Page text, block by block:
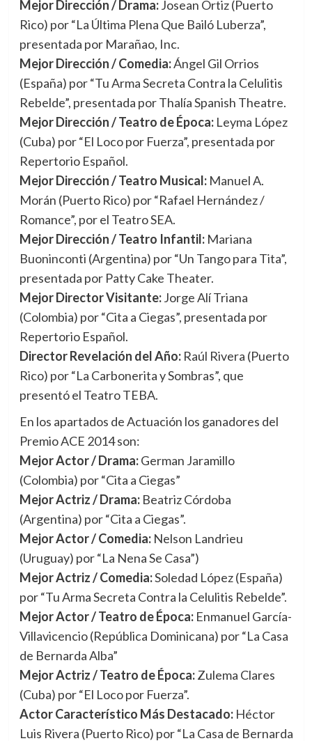
Mejor Dirección / Drama:Josean Ortiz (Puerto
Rico) por “La Última Plena Que Bailó Luberza”,
presentada por Marañao, Inc.
Mejor Dirección / Comedia:Ángel Gil Orrios
(España) por “Tu Arma Secreta Contra la Celulitis
Rebelde”, presentada por Thalía Spanish Theatre.
Mejor Dirección / Teatro de Época:Leyma López
(Cuba) por “El Loco por Fuerza”, presentada por
Repertorio Español.
Mejor Dirección / Teatro Musical:Manuel A.
Morán (Puerto Rico) por “Rafael Hernández /
Romance”, por el Teatro SEA.
Mejor Dirección / Teatro Infantil:Mariana
Buoninconti (Argentina) por “Un Tango para Tita”,
presentada por Patty Cake Theater.
Mejor Director Visitante:Jorge Alí Triana
(Colombia) por “Cita a Ciegas”, presentada por
Repertorio Español.
Director Revelación del Año:Raúl Rivera (Puerto
Rico) por “La Carbonerita y Sombras”, que
presentó el Teatro TEBA.
En los apartados de Actuación los ganadores del
Premio ACE 2014 son:
Mejor Actor / Drama:German Jaramillo
(Colombia) por “Cita a Ciegas”
Mejor Actriz / Drama:Beatriz Córdoba
(Argentina) por “Cita a Ciegas”.
Mejor Actor / Comedia:Nelson Landrieu
(Uruguay) por “La Nena Se Casa”)
Mejor Actriz / Comedia:Soledad López (España)
por “Tu Arma Secreta Contra la Celulitis Rebelde”.
Mejor Actor / Teatro de Época:Enmanuel García-
Villavicencio (República Dominicana) por “La Casa
de Bernarda Alba”
Mejor Actriz / Teatro de Época:Zulema Clares
(Cuba) por “El Loco por Fuerza”.
Actor Característico Más Destacado:Héctor
Luis Rivera (Puerto Rico) por “La Casa de Bernarda